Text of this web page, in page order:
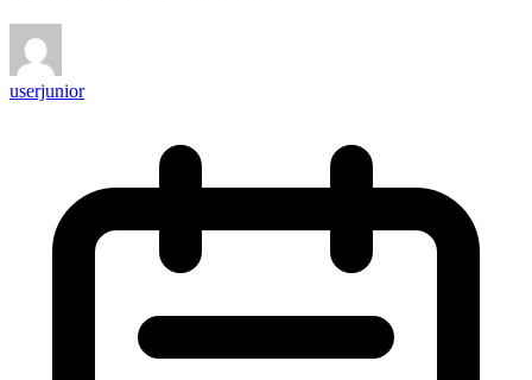
userjunior